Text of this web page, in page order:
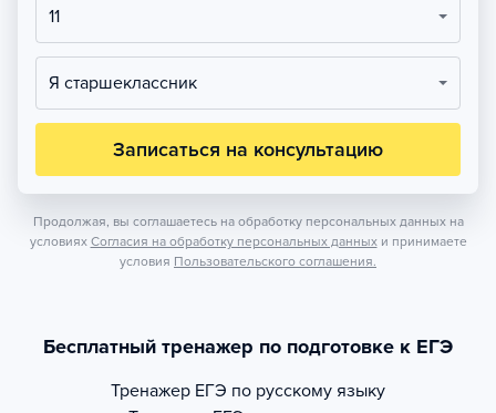
11
Я старшеклассник
Записаться на консультацию
Продолжая, вы соглашаетесь на обработку персональных данных на
условиях Согласия на обработку персональных данных и принимаете
условия Пользовательского соглашения.
Бесплатный тренажер по подготовке к ЕГЭ
Тренажер ЕГЭ по русскому языку